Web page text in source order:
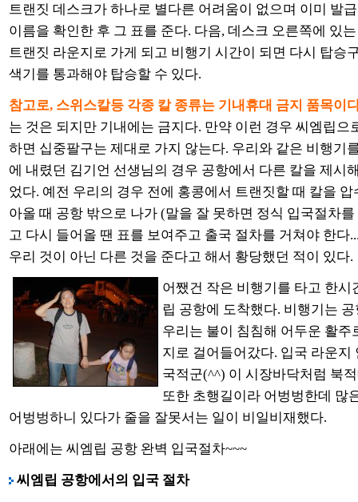
트랜짓 데스크가 하나로 별다른 어려움이 없으며 이미 발
이름을 확인한 후 그 표를 준다. 다음, 데스크 오른쪽에 있
트랜짓 라운지로 가게 되고 비행기 시간이 되면 다시 탑승
색기를 통과해야 탑승할 수 있다.
참고로, 스위스칼등 각종 칼 종류는 기내휴대 금지 품목이
는 것은 되지만 기내에는 금지다. 만약 이런 경우 씨엠립으
하면 십중팔구는 제대로 가지 않는다. 우리와 같은 비행기
에 내렸던 김기언 선생님의 경우 공항에서 다른 칼을 제시
었다. 예전 우리의 경우 전에 홍콩에서 트랜짓할 때 칼을
아올 때 공항 밖으로 나가 (말을 잘 못하면 정식 입국절차
고 다시 들어올 땐 표를 보여주고 출국 절차를 거쳐야 한다
우리 것이 아닌 다른 것을 준다고 해서 황당했던 적이 있다.
어쨌건 작은 비행기를 타고 한시
립 공항에 도착했다. 비행기는
우리는 불이 침침해 어두운 활주
지로 걸어들어갔다. 입국 라운지
국적군(^^) 이 시장바닥처럼 북
또한 초행길이라 어벙벙한데 많
어벙벙하니 있다가 줄을 잘못서는 일이 비일비재했다.
아래에는 씨엠립 공항 완벽 입국절차~~~
씨엠립 공항에서의 입국 절차